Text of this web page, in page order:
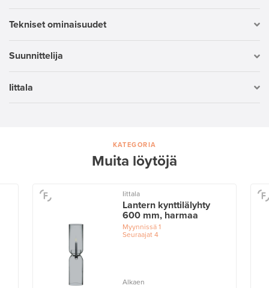
Tekniset ominaisuudet
Suunnittelija
Iittala
KATEGORIA
Muita löytöjä
Iittala
Lantern kynttilälyhty
600 mm, harmaa
Myynnissä1
Seuraajat4
Alkaen